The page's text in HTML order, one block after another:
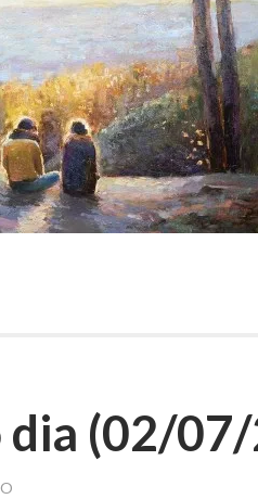
dia (02/